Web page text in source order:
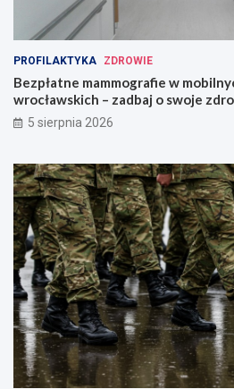
PROFILAKTYKA ZDROWIE
Bezpłatne mammografie w
wrocławskich – zadbaj o swoje
5 sierpnia 2026